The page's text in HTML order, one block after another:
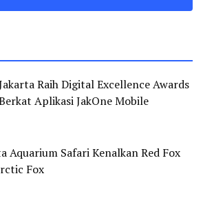
Raih Digital Excellence Awards
Aplikasi JakOne Mobile
Aquarium Safari Kenalkan Red Fox
Fox